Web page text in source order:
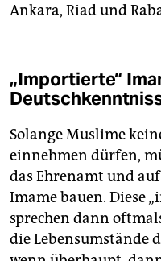
Ankara, Riad und
„Importierte“
Solange Muslime
einnehmen dürfen,
das Ehrenamt und
Imame bauen. Diese
sprechen dann
die Lebensumstände